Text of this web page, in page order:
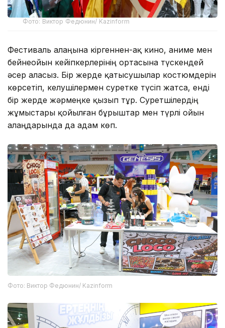
Фото: Виктор Федюнин/ Kazinform
Фестиваль алаңына кіргеннен-ақ кино, аниме мен
бейнеойын кейіпкерлерінің ортасына түскендей
әсер аласыз. Бір жерде қатысушылар костюмдерін
көрсетіп, келушілермен суретке түсіп жатса, енді
бір жерде жәрмеңке қызып тұр. Суретшілердің
жұмыстары қойылған бұрыштар мен түрлі ойын
алаңдарында да адам көп.
Фото: Виктор Федюнин/ Kazinform